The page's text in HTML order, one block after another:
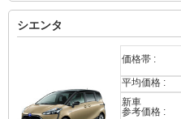
シエンタ
価格帯 :
平均価格 :
新車
参考価格 :